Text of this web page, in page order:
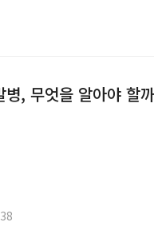
, 무엇을 알아야 할까